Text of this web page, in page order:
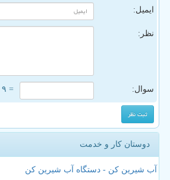
ایمیل:
نظر:
سوال: = ۹ بعلاوه ۵
دوستان کار و خدمت
آب شیرین کن - دستگاه آب شیرین کن